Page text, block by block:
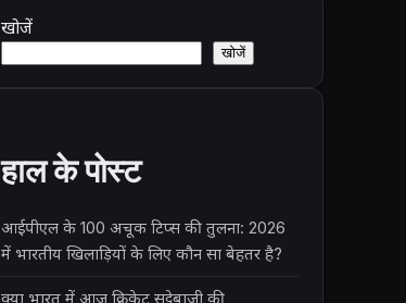
खोजें
खोजें
हाल के पोस्ट
आईपीएल के 100 अचूक टिप्स की तुलना: 2026
में भारतीय खिलाड़ियों के लिए कौन सा बेहतर है?
क्या भारत में आज क्रिकेट सट्टेबाजी की